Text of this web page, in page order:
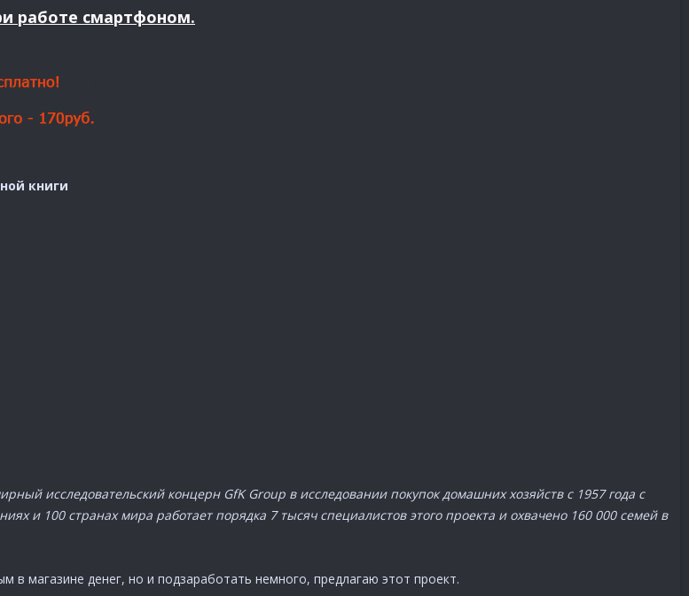
работе смартфоном.
книги
исследовательский концерн GfK Group в исследовании покупок домашних хозяйств с 1957 года с
и 100 странах мира работает порядка 7 тысяч специалистов этого проекта и охвачено 160 000 семей в
в магазине денег, но и подзаработать немного, предлагаю этот проект.